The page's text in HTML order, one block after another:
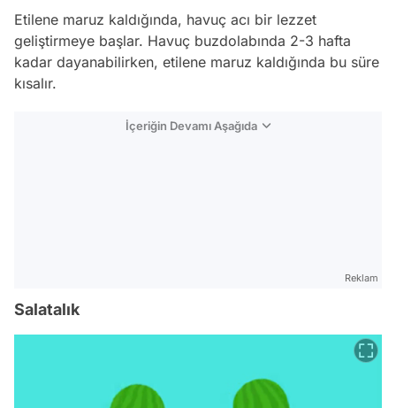
Etilene maruz kaldığında, havuç acı bir lezzet
geliştirmeye başlar. Havuç buzdolabında 2-3 hafta
kadar dayanabilirken, etilene maruz kaldığında bu süre
kısalır.
İçeriğin Devamı Aşağıda
Reklam
Salatalık